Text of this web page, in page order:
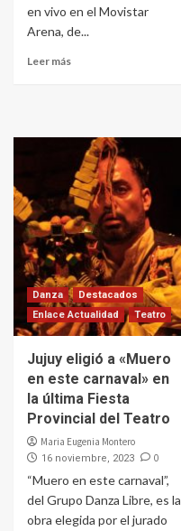
en vivo en el Movistar
Arena, de...
Leer más
Danza
Destacados
Enlace Actualidad
Teatro
Jujuy eligió a «Muero
en este carnaval» en
la última Fiesta
Provincial del Teatro
Maria Eugenia Montero
16 noviembre, 2023 0
“Muero en este carnaval”,
del Grupo Danza Libre, es la
obra elegida por el jurado